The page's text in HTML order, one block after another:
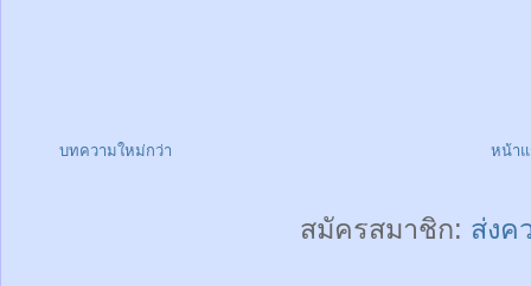
บทความใหม่กว่า หน้า
สมัครสมาชิก: ส่งค